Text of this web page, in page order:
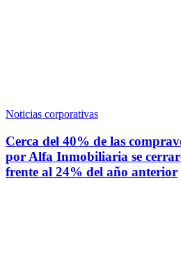
Noticias corporativas
Cerca del 40% de las
por Alfa Inmobiliaria se
frente al 24% del año anterior